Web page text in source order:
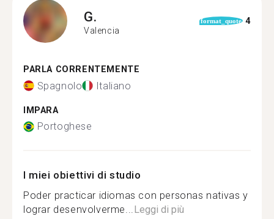
G.
Valencia
format_quote 4
PARLA CORRENTEMENTE
Spagnolo Italiano
IMPARA
Portoghese
I miei obiettivi di studio
Poder practicar idiomas con personas nativas y
lograr desenvolverme...Leggi di più